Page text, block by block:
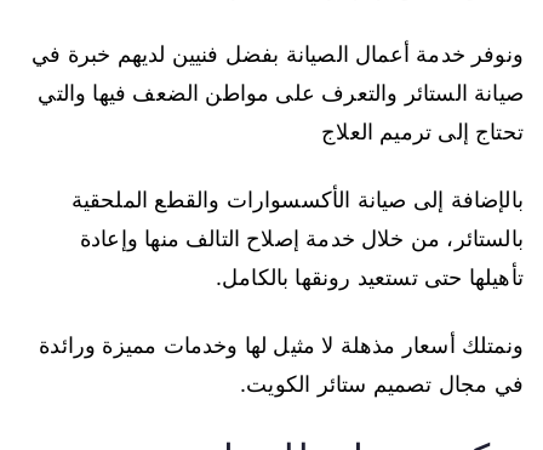
ونوفر خدمة أعمال الصيانة بفضل فنيين لديهم خبرة في
صيانة الستائر والتعرف على مواطن الضعف فيها والتي
تحتاج إلى ترميم العلاج
بالإضافة إلى صيانة الأكسسوارات والقطع الملحقية
بالستائر، من خلال خدمة إصلاح التالف منها وإعادة
تأهيلها حتى تستعيد رونقها بالكامل.
ونمتلك أسعار مذهلة لا مثيل لها وخدمات مميزة ورائدة
في مجال تصميم ستائر الكويت.